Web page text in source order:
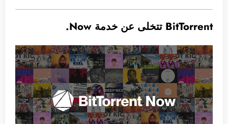
BitTorrent تتخلى عن خدمة Now.